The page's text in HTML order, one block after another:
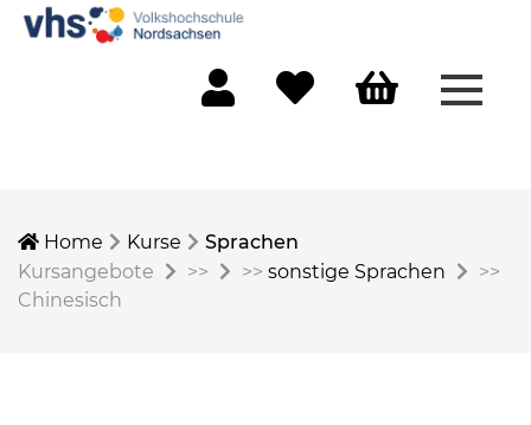
Home Kurse
Sprachen
Kursangebote
>> >> sonstige Sprachen
>>
Chinesisch